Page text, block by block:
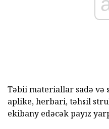
Təbii materiallar sadə və
aplike, herbari, təhsil
ekibany edəcək payız